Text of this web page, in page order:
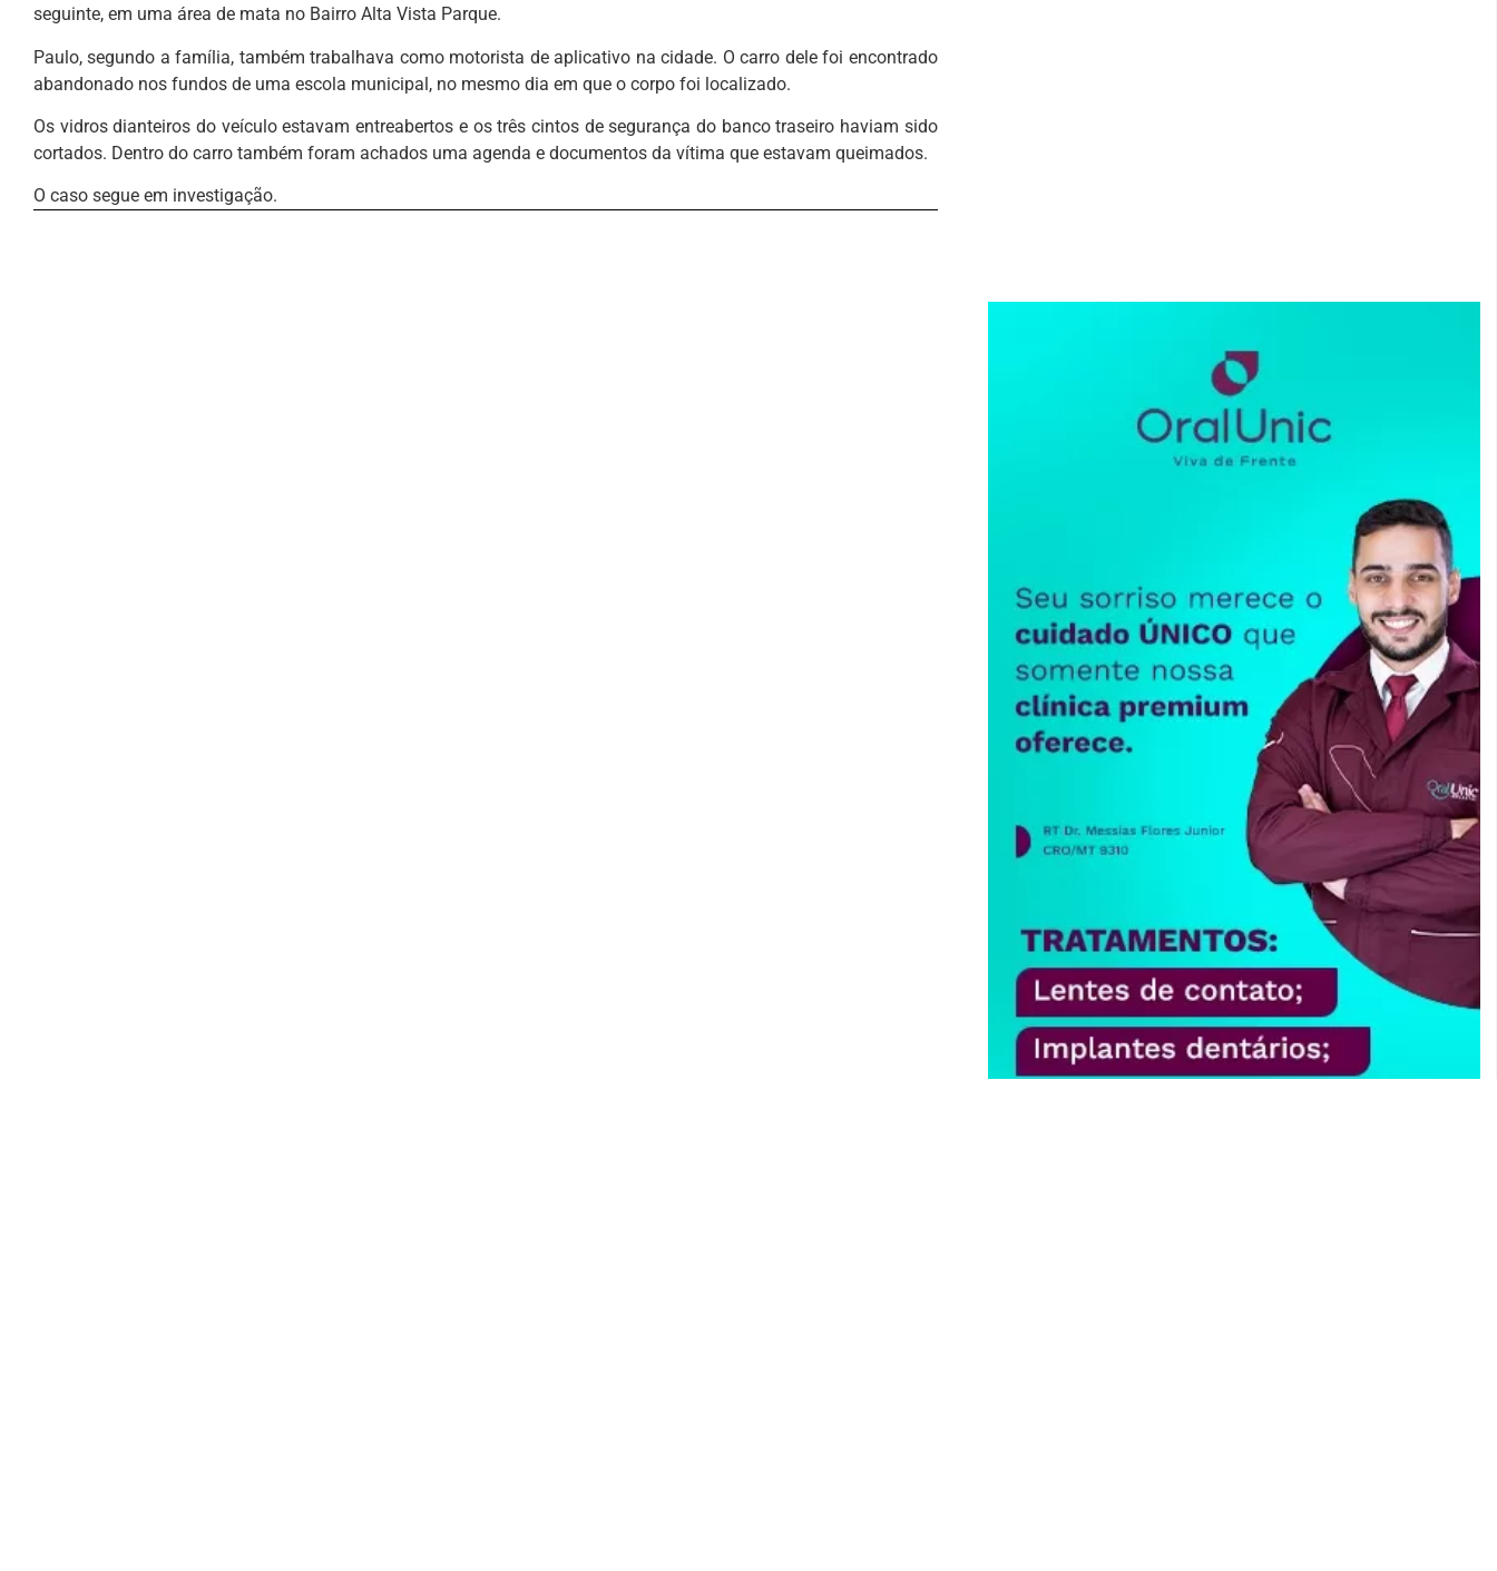
seguinte, em uma área de mata no Bairro Alta Vista Parque.
Paulo, segundo a família, também trabalhava como motorista de aplicativo na cidade. O carro dele foi encontrado
abandonado nos fundos de uma escola municipal, no mesmo dia em que o corpo foi localizado.
Os vidros dianteiros do veículo estavam entreabertos e os três cintos de segurança do banco traseiro haviam sido
cortados. Dentro do carro também foram achados uma agenda e documentos da vítima que estavam queimados.
O caso segue em investigação.